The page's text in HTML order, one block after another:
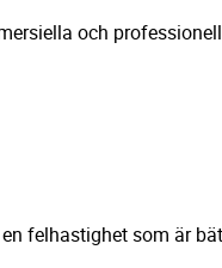
och
felhastighet som är